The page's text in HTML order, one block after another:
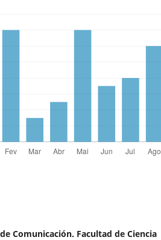
Comunicación. Facultad de Ciencia